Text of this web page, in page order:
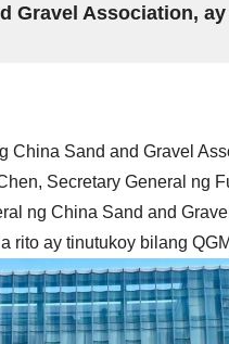
Gravel Association,
China Sand and Gravel
Secretary General ng
ng China Sand and
rito ay tinutukoy bilang